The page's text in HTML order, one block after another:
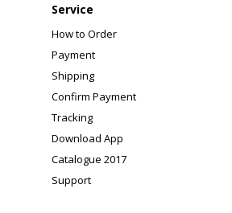
Service
How to Order
Payment
Shipping
Confirm Payment
Tracking
Download App
Catalogue 2017
Support